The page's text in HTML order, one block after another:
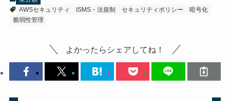
AWSセキュリティ
ISMS・法規制 セキュリティポリシー
暗号化
脆弱性管理
よかったらシェアしてね！